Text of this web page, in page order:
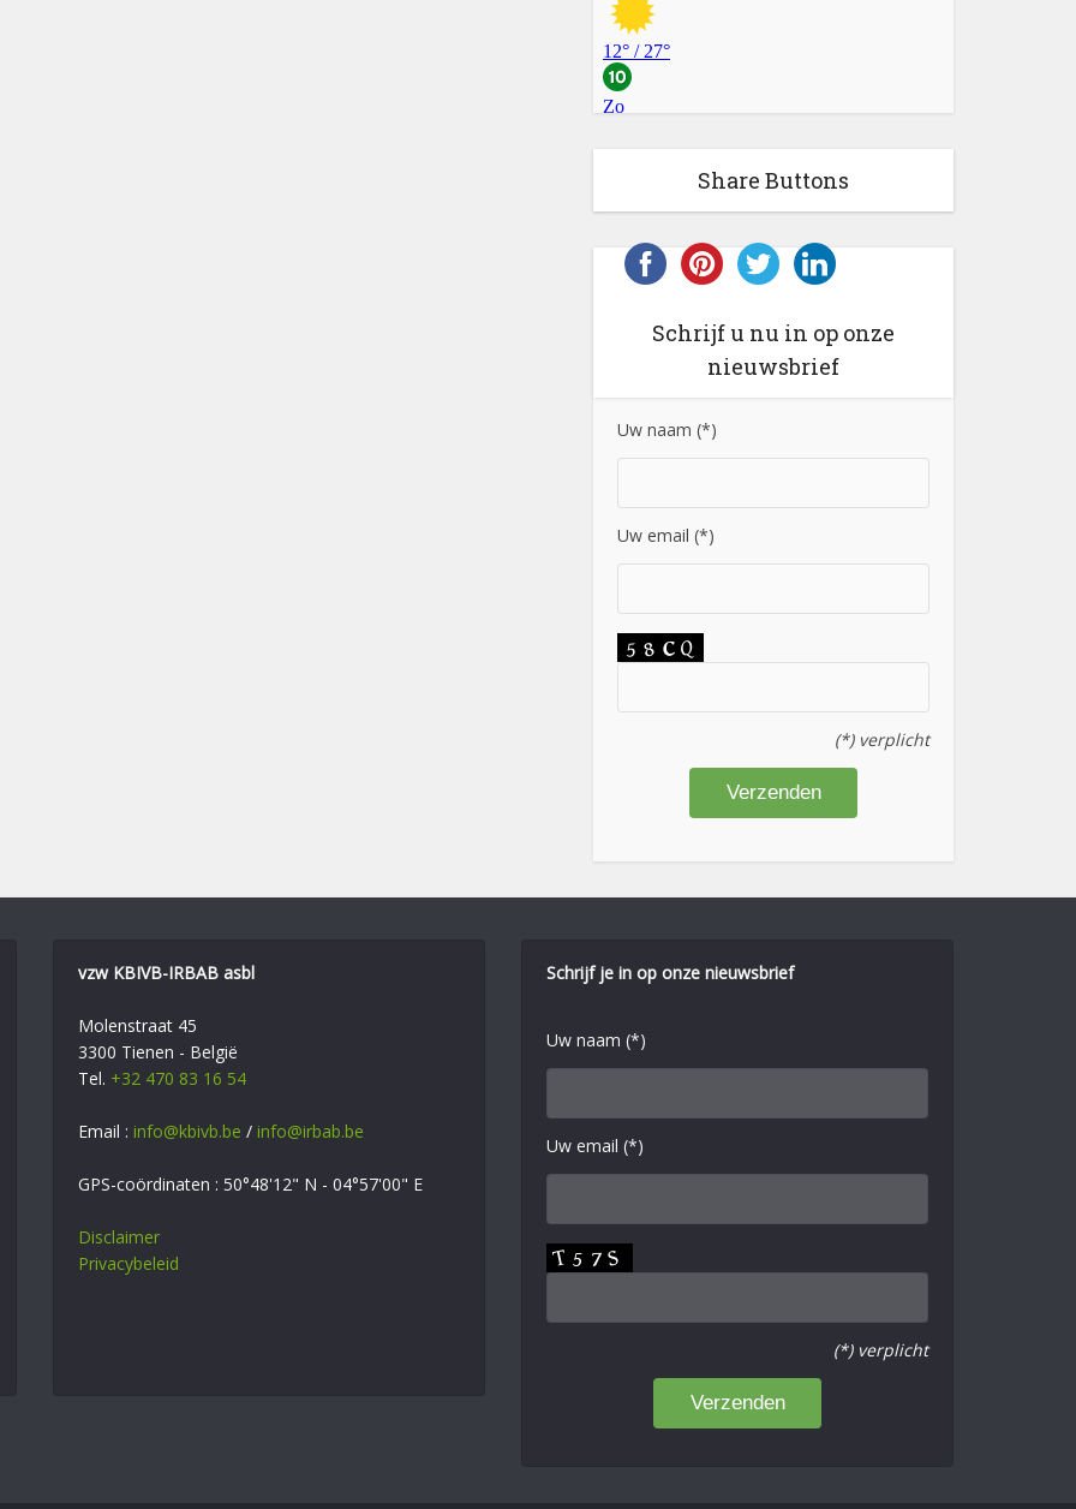
Share Buttons
Schrijf u nu in op onze
nieuwsbrief
Uw naam (*)
Uw email (*)
(*) verplicht
vzw KBIVB-IRBAB asbl
Molenstraat 45
3300 Tienen - België
Tel. +32 470 83 16 54
Email : info@kbivb.be / info@irbab.be
GPS-coördinaten : 50°48'12" N - 04°57'00" E
Disclaimer
Privacybeleid
Schrijf je in op onze nieuwsbrief
Uw naam (*)
Uw email (*)
(*) verplicht